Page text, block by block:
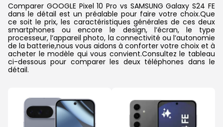
Comparer GOOGLE Pixel 10 Pro vs SAMSUNG Galaxy S24 FE
dans le détail est un préalable pour faire votre choix.Que
ce soit le prix, les caractéristiques générales de ces deux
smartphones ou encore le design, l’écran, le type
processeur, l’appareil photo, la connectivité ou l’autonomie
de la batterie,nous vous aidons à conforter votre choix et à
acheter le modèle qui vous convient.Consultez le tableau
ci-dessous pour comparer les deux téléphones dans le
détail.